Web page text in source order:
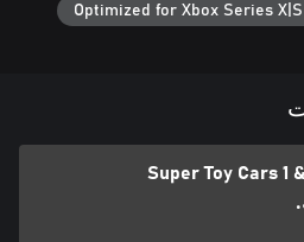
Optimized for Xbox Series X|S
Super Toy Cars 1